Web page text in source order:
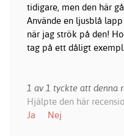
tidigare, men den här
Använde en ljusblå
när jag strök på den!
tag på ett dåligt
1 av 1 tyckte att denna
Hjälpte den här
Ja
Nej